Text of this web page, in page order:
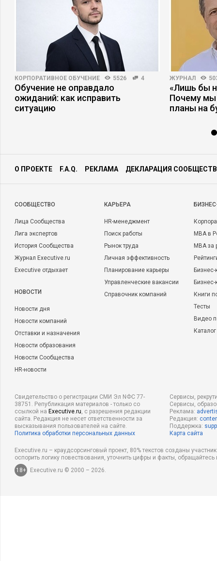
КОРПОРАТИВНОЕ ОБУЧЕНИЕ 5526 4
Обучение не оправдало
ожиданий: как исправить
ситуацию
ЖУРНАЛ
«Лишь бы
Почему мы
планы на
О ПРОЕКТЕ F.A.Q. РЕКЛАМА ДЕКЛАРАЦИЯ
CООБЩЕСТВО
Лица Сообщества
Лига экспертов
История Сообщества
Журнал Executive.ru
Executive отдыхает
НОВОСТИ
Новости дня
Новости компаний
Отставки и назначения
Новости образования
Новости Сообщества
HR-новости
КАРЬЕРА
HR-менеджмент
Поиск работы
Рынок труда
Личная эффективность
Планирование карьеры
Управленческие вакансии
Справочник компаний
MBA в
MBA
Бизнес-
Книги
Тесты
Видео
Свидетельство о регистрации СМИ Эл NФС 77-
38751. Републикация материалов - только со
ссылкой на Executive.ru, с разрешения редакции
сайта. Редакция не несет ответственности за
высказывания пользователей на сайте.
Политика обработки персональных данных
Сервисы,
Сервисы,
Реклама:
Редакция:
Поддержка:
Карта сайта
Executive.ru – краудсорсинговый проект, 80% текстов созданы
оспорить логику повествования, уточнить цифры и факты,
18+
Executive.ru © 2000 – 2026.